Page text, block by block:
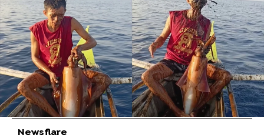
El intenso momento en que unos perros y un
tiburón tienen un peligroso encontronazo en
una playa
Newsflare